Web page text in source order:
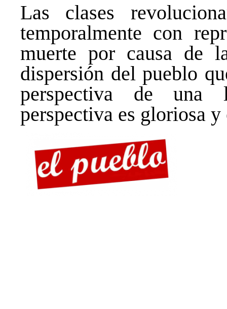
Las clases
temporalmente con
muerte por causa de
dispersión del pueblo
perspectiva de una
perspectiva es gloriosa